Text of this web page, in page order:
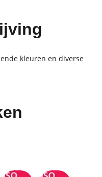
kleuren en diverse